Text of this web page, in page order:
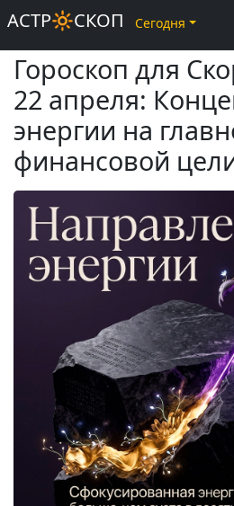
Гороскоп для
22 апреля:
энергии на
финансовой
АСТР🔆СКОП Сегодня